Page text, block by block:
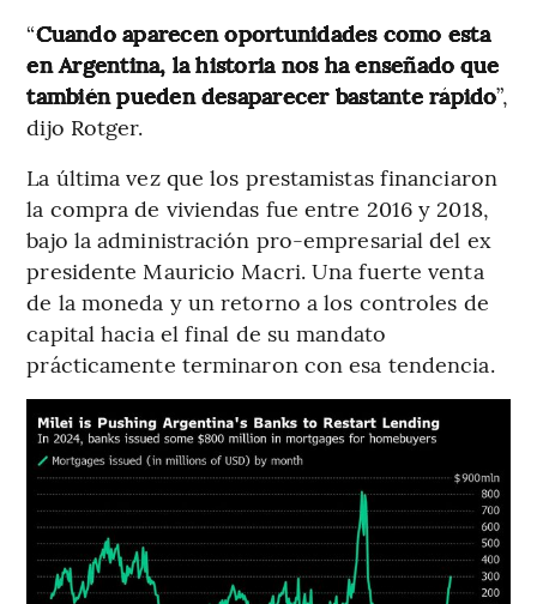
“Cuando aparecen oportunidades como esta
en Argentina, la historia nos ha enseñado que
también pueden desaparecer bastante rápido”,
dijo Rotger.
La última vez que los prestamistas financiaron
la compra de viviendas fue entre 2016 y 2018,
bajo la administración pro-empresarial del ex
presidente Mauricio Macri. Una fuerte venta
de la moneda y un retorno a los controles de
capital hacia el final de su mandato
prácticamente terminaron con esa tendencia.